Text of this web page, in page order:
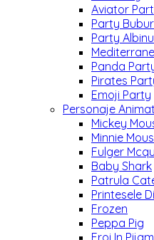
Aviator
Party
Party
Panda
Pirates
Emoji Party
Personaje
Mickey
Minnie
Fulger
Baby Shark
Patrula
Printesele
Frozen
Peppa Pig
Eroi In